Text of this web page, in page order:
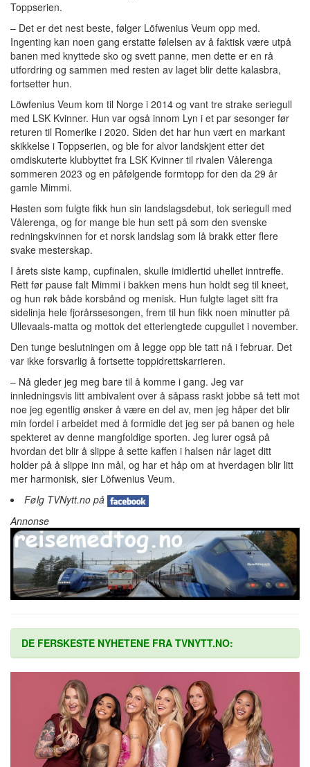
Toppserien.
– Det er det nest beste, følger Löfwenius Veum opp med.
Ingenting kan noen gang erstatte følelsen av å faktisk være utpå
banen med knyttede sko og svett panne, men dette er en rå
utfordring og sammen med resten av laget blir dette kalasbra,
fortsetter hun.
Löwfenius Veum kom til Norge i 2014 og vant tre strake seriegull
med LSK Kvinner. Hun var også innom Lyn i et par sesonger før
returen til Romerike i 2020. Siden det har hun vært en markant
skikkelse i Toppserien, og ble for alvor landskjent etter det
omdiskuterte klubbyttet fra LSK Kvinner til rivalen Vålerenga
sommeren 2023 og en påfølgende formtopp for den da 29 år
gamle Mimmi.
Høsten som fulgte fikk hun sin landslagsdebut, tok seriegull med
Vålerenga, og for mange ble hun sett på som den svenske
redningskvinnen for et norsk landslag som lå brakk etter flere
svake mesterskap.
I årets siste kamp, cupfinalen, skulle imidlertid uhellet inntreffe.
Rett før pause falt Mimmi i bakken mens hun holdt seg til kneet,
og hun røk både korsbånd og menisk. Hun fulgte laget sitt fra
sidelinja hele fjorårssesongen, frem til hun fikk noen minutter på
Ullevaals-matta og mottok det etterlengtede cupgullet i november.
Den tunge beslutningen om å legge opp ble tatt nå i februar. Det
var ikke forsvarlig å fortsette toppidrettskarrieren.
– Nå gleder jeg meg bare til å komme i gang. Jeg var
innledningsvis litt ambivalent over å såpass raskt jobbe så tett mot
noe jeg egentlig ønsker å være en del av, men jeg håper det blir
min fordel i arbeidet med å formidle det jeg ser på banen og hele
spekteret av denne mangfoldige sporten. Jeg lurer også på
hvordan det blir å slippe å sette kaffen i halsen når laget ditt
holder på å slippe inn mål, og har et håp om at hverdagen blir litt
mer harmonisk, sier Löfwenius Veum.
Følg TVNytt.no på
Annonse
DE FERSKESTE NYHETENE FRA TVNYTT.NO: